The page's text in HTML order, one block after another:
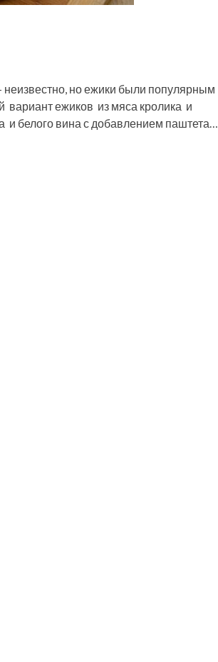
но ежики были популярным
вариант ежиков из мяса кролика и
и белого вина с добавлением паштета…